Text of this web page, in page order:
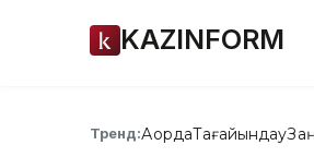
KAZINFORM
Тренд:АқордаТағайындау